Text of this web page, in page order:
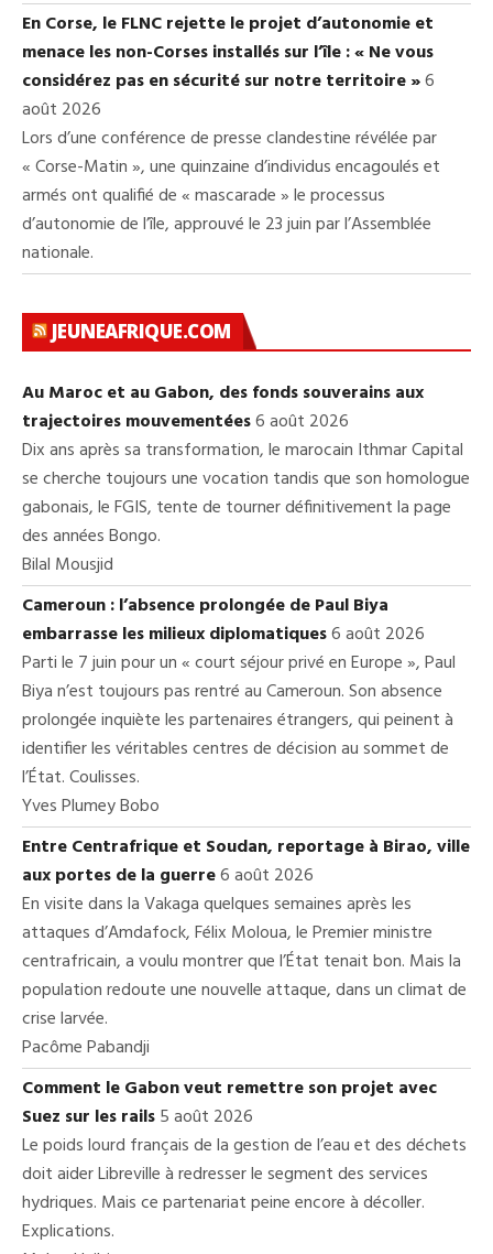
En Corse, le FLNC rejette le projet d’autonomie et
menace les non-Corses installés sur l’île : « Ne vous
considérez pas en sécurité sur notre territoire »6
août 2026
Lors d’une conférence de presse clandestine révélée par
« Corse-Matin », une quinzaine d’individus encagoulés et
armés ont qualifié de « mascarade » le processus
d’autonomie de l’île, approuvé le 23 juin par l’Assemblée
nationale.
JEUNEAFRIQUE.COM
Au Maroc et au Gabon, des fonds souverains aux
trajectoires mouvementées6 août 2026
Dix ans après sa transformation, le marocain Ithmar Capital
se cherche toujours une vocation tandis que son homologue
gabonais, le FGIS, tente de tourner définitivement la page
des années Bongo.
Bilal Mousjid
Cameroun : l’absence prolongée de Paul Biya
embarrasse les milieux diplomatiques6 août 2026
Parti le 7 juin pour un « court séjour privé en Europe », Paul
Biya n’est toujours pas rentré au Cameroun. Son absence
prolongée inquiète les partenaires étrangers, qui peinent à
identifier les véritables centres de décision au sommet de
l’État. Coulisses.
Yves Plumey Bobo
Entre Centrafrique et Soudan, reportage à Birao, ville
aux portes de la guerre6 août 2026
En visite dans la Vakaga quelques semaines après les
attaques d’Amdafock, Félix Moloua, le Premier ministre
centrafricain, a voulu montrer que l’État tenait bon. Mais la
population redoute une nouvelle attaque, dans un climat de
crise larvée.
Pacôme Pabandji
Comment le Gabon veut remettre son projet avec
Suez sur les rails5 août 2026
Le poids lourd français de la gestion de l’eau et des déchets
doit aider Libreville à redresser le segment des services
hydriques. Mais ce partenariat peine encore à décoller.
Explications.